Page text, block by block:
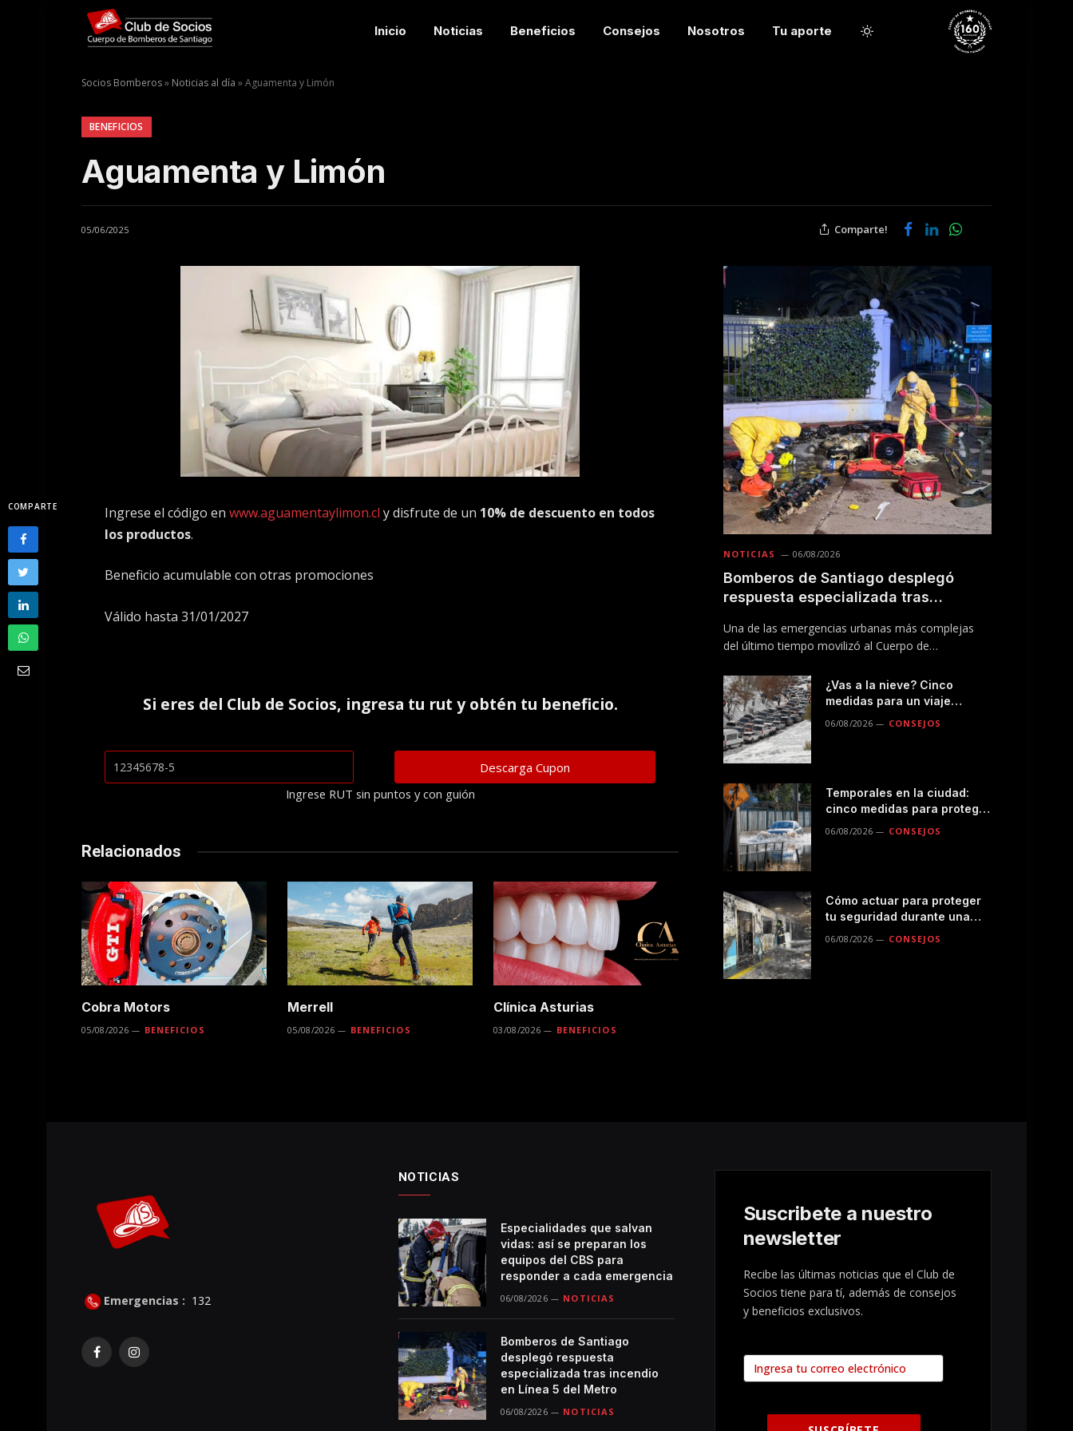
Inicio Noticias Beneficios Consejos Nosotros Tu aporte
Socios Bomberos» Noticias al día »Aguamenta y Limón
BENEFICIOS
Aguamenta y Limón
05/06/2025 Comparte!
COMPARTE Ingrese el código enwww.aguamentaylimon.cl y disfrute de un 10% de descuento en todos
los productos.
Beneficio acumulable con otras promociones
Válido hasta 31/01/2027
Si eres del Club de Socios, ingresa tu rut y obtén tu beneficio.
Ingrese RUT sin puntos y con guión
Relacionados
Cobra Motors
05/08/2026 BENEFICIOS
Merrell
05/08/2026 BENEFICIOS
Clínica Asturias
03/08/2026 BENEFICIOS
NOTICIAS 06/08/2026
Bomberos de Santiago desplegó
respuesta especializada tras
Una de las emergencias urbanas más complejas
del último tiempo movilizó al Cuerpo de
¿Vas a la nieve? Cinco
medidas para un viaje
06/08/2026 CONSEJOS
Temporales en la ciudad:
cinco medidas para proteger
06/08/2026 CONSEJOS
Cómo actuar para proteger
tu seguridad durante una
transporte público
06/08/2026 CONSEJOS
Emergencias : 132
FacebookInstagram
NOTICIAS
Especialidades que salvan
vidas: así se preparan los
equipos del CBS para
responder a cada emergencia
06/08/2026 NOTICIAS
Bomberos de Santiago
desplegó respuesta
especializada tras incendio
en Línea 5 del Metro
06/08/2026 NOTICIAS
Suscribete a nuestro
newsletter
Recibe las últimas noticias que el Club de
Socios tiene para tí, además de consejos
y beneficios exclusivos.